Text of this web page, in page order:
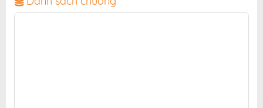
phí cho độc giả yêu thích truyện tranh online.